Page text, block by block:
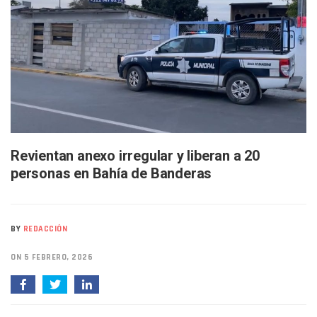
Bruno Blancas Lleva El Mensaje De La Cuarta
Liberan 180 Crías De Iguana Verde En El Estero El Salado
Puerto Vallarta Participa En Los PriceAgencies Awards
Ofrecerán Asesoría Jurídica Gratuita En Puerto Vallarta
Juan Solís E Iris Torres Buscan Integrar La Planilla Del PAN
Realizan Operativo Preventivo En Seis Colonias Del
Arquitecto Luis Munguía Reconoce La Labor Del Personal
Semana Lluviosa Para Puerto Vallarta Con Tormentas Y
Voces Del Orgullo Distingue A Referentes De La
Buques Mexicanos Parten A Venezuela Con 718
Nuevo Transporte Eléctrico En Puerto Vallarta: Rutas,
Revientan anexo irregular y liberan a 20
personas en Bahía de Banderas
BY REDACCIÓN
ON 5 FEBRERO, 2026